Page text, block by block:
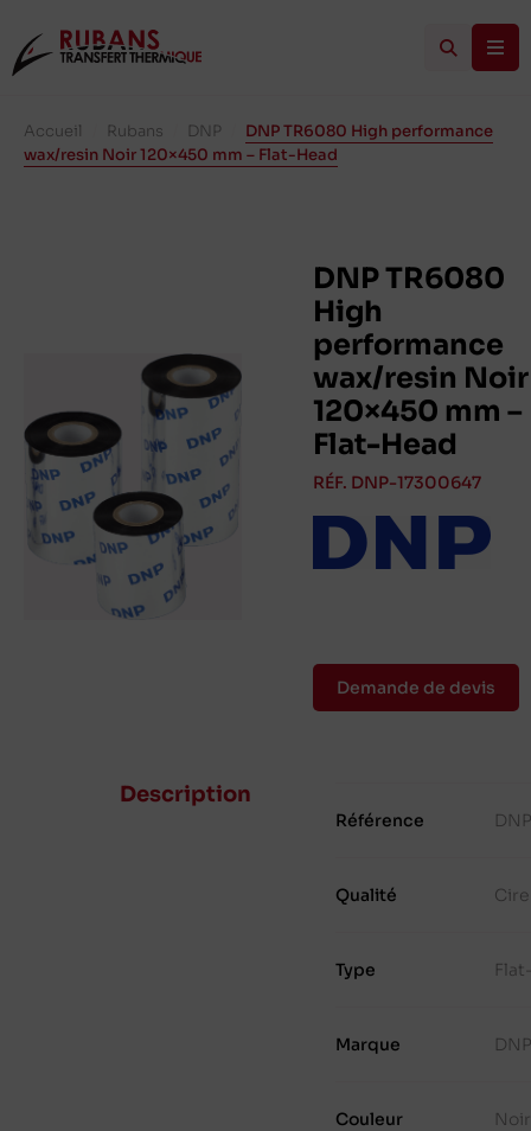
Accueil Rubans DNP
DNP TR6080 High performance
wax/resin Noir 120×450 mm – Flat-Head
DNP TR6080
High
performance
wax/resin Noir
120×450 mm –
Flat-Head
RÉF. DNP-17300647
Demande de devis
Description
Référence
Qualité
Type
Marque DNP
Couleur Noir